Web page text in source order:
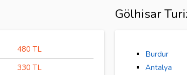
480 TL
330 TL
Gölhisar
Burdur
Antalya